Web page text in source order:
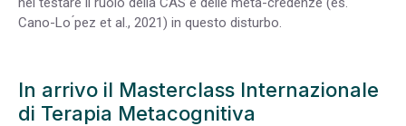
Cano-Lo ́pez et al., 2021) in questo disturbo.
In arrivo il Masterclass Internazionale
di Terapia Metacognitiva